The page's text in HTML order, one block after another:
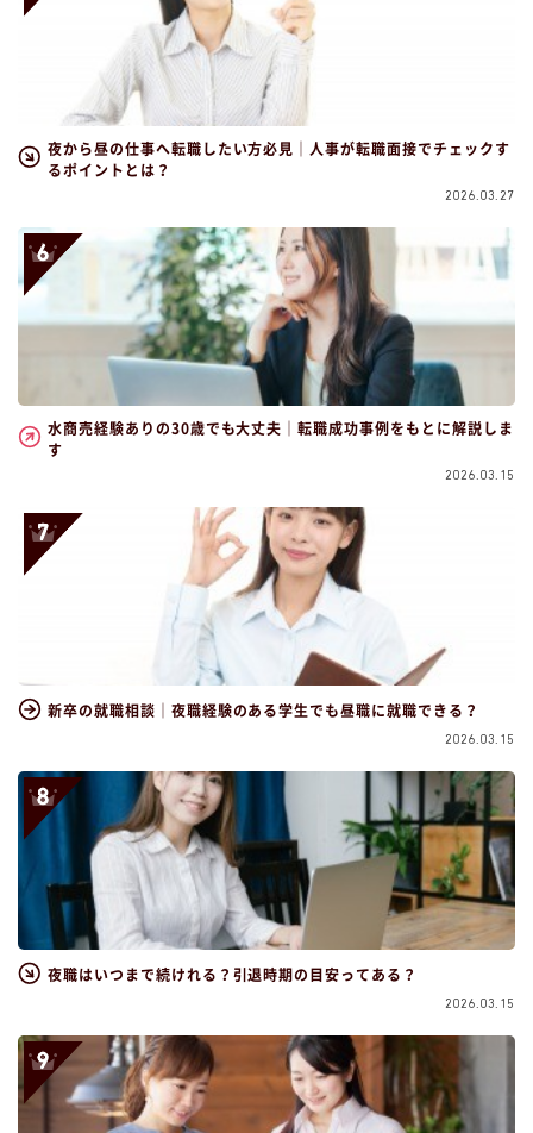
夜から昼の仕事へ転職したい方必見｜人事が転職面接でチェックす
るポイントとは？
2026.03.27
水商売経験ありの30歳でも大丈夫｜転職成功事例をもとに解説しま
す
2026.03.15
新卒の就職相談｜夜職経験のある学生でも昼職に就職できる？
2026.03.15
夜職はいつまで続けれる？引退時期の目安ってある？
2026.03.15